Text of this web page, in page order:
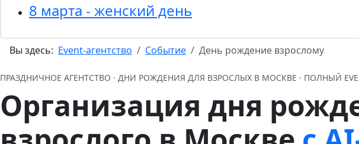
8 марта - женский день
Вы здесь: Event-агентство Событие День рождение взрослому
ПРАЗДНИЧНОЕ АГЕНТСТВО · ДНИ РОЖДЕНИЯ ДЛЯ ВЗРОСЛЫХ В МОСКВЕ · ПОЛНЫЙ
Организация дня